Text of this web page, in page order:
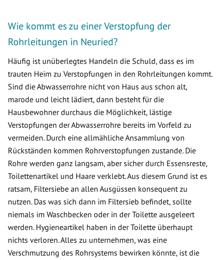
Wie kommt es zu einer Verstopfung der
Rohrleitungen in Neuried?
Häufig ist unüberlegtes Handeln die Schuld, dass es im
trauten Heim zu Verstopfungen in den Rohrleitungen kommt.
Sind die Abwasserrohre nicht von Haus aus schon alt,
marode und leicht lädiert, dann besteht für die
Hausbewohner durchaus die Möglichkeit, lästige
Verstopfungen der Abwasserrohre bereits im Vorfeld zu
vermeiden. Durch eine allmähliche Ansammlung von
Rückständen kommen Rohrverstopfungen zustande. Die
Rohre werden ganz langsam, aber sicher durch Essensreste,
Toilettenartikel und Haare verklebt. Aus diesem Grund ist es
ratsam, Filtersiebe an allen Ausgüssen konsequent zu
nutzen. Das was sich dann im Filtersieb befindet, sollte
niemals im Waschbecken oder in der Toilette ausgeleert
werden. Hygieneartikel haben in der Toilette überhaupt
nichts verloren. Alles zu unternehmen, was eine
Verschmutzung des Rohrsystems bewirken könnte, ist die